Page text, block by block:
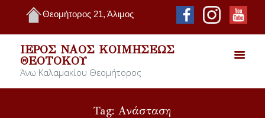
Θεομήτορος 21, Άλιμος
ΙΕΡΌΣ ΝΑΌΣ ΚΟΙΜΉΣΕΩΣ
ΘΕΟΤΌΚΟΥ
Άνω Καλαμακίου Θεομήτορος
Tag: Ανάσταση